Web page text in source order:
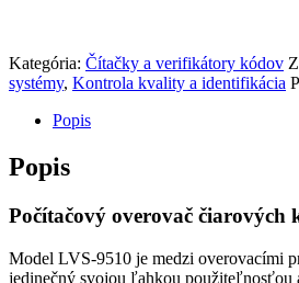
Kategória: Čítačky a verifikátory kódov
systémy, Kontrola kvality a identifikácia
Popis
Popis
Počítačový overovač čiarových
Model LVS-9510 je medzi overovacími
jedinečný svojou ľahkou použiteľnosťou